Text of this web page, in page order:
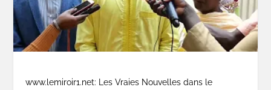
www.lemiroir1.net: Les Vraies Nouvelles dans le